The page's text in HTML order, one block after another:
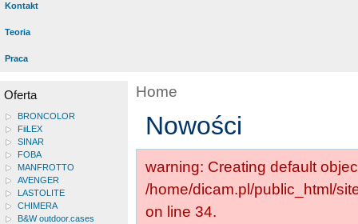
Kontakt
Teoria
Praca
Oferta
BRONCOLOR
FiiLEX
SINAR
FOBA
MANFROTTO
AVENGER
LASTOLITE
CHIMERA
B&W outdoor.cases
Home
Nowości
warning: Creating default
/home/dicam.pl/public_html/
on line 34.